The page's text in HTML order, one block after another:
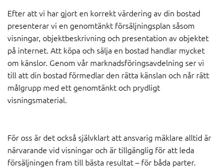
Efter att vi har gjort en korrekt värdering av din bostad
presenterar vi en genomtänkt försäljningsplan såsom
visningar, objektbeskrivning och presentation av objektet
på internet. Att köpa och sälja en bostad handlar mycket
om känslor. Genom vår marknadsföringsavdelning ser vi
till att din bostad förmedlar den rätta känslan och når rätt
målgrupp med ett genomtänkt och prydligt
visningsmaterial.
För oss är det också självklart att ansvarig mäklare alltid är
närvarande vid visningar och är tillgänglig för att leda
försäljningen fram till bästa resultat – för båda parter.